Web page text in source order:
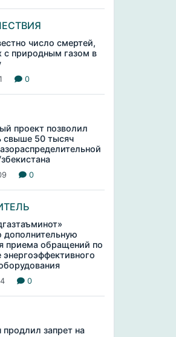
число смертей,
с природным газом в
0
проект позволил
свыше 50 тысяч
0
дополнительную
приема обращений по
энергоэффективного
0
продлил запрет на